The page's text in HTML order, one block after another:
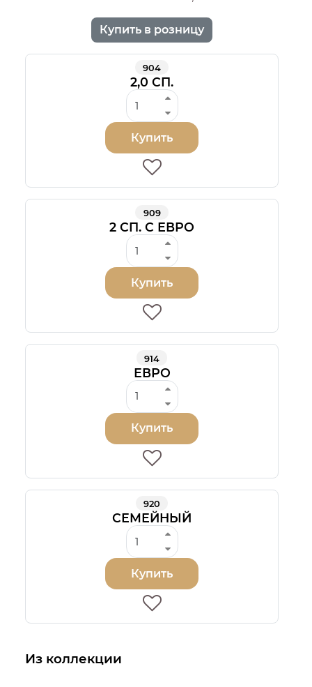
Купить в розницу
904
2,0 СП.
Купить
909
2 СП. С ЕВРО
Купить
914
ЕВРО
Купить
920
СЕМЕЙНЫЙ
Купить
Из коллекции